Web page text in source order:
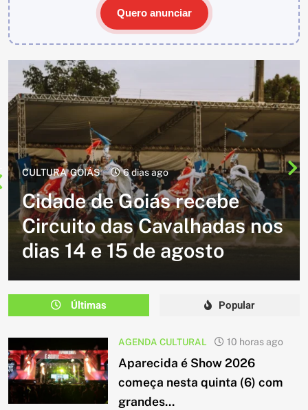
Quero anunciar
CULTURA 2 semanas ago
Cavalgada do Batom está de
volta e promete reunir
milhares de participantes
em Caldazinha
Últimas Popular
AGENDA CULTURAL 10 horas ago
Aparecida é Show 2026
começa nesta quinta (6) com
grandes...